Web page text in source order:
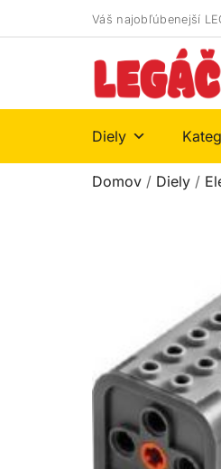
Váš najobľúbenejší
Diely
Domov / Diely /